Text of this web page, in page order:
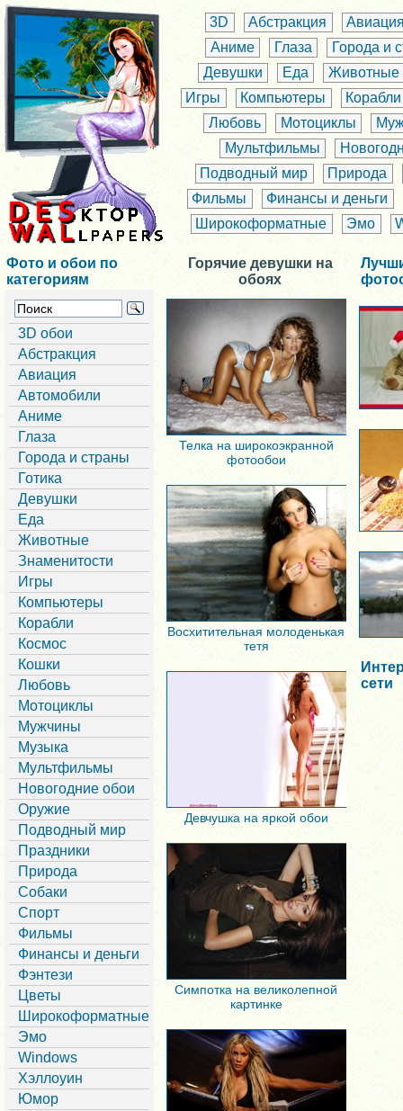
3D Абстракция
Аниме
Глаза
Города и
Девушки
Еда
Животные
Игры
Компьютеры
Корабли
Любовь
Мотоциклы
Мультфильмы
Подводный мир
Природа
Фильмы
Финансы и деньги
Широкоформатные
Эмо
Фото и обои по
категориям
3D обои
Абстракция
Авиация
Автомобили
Аниме
Глаза
Города и страны
Готика
Девушки
Еда
Животные
Знаменитости
Игры
Компьютеры
Корабли
Космос
Кошки
Любовь
Мотоциклы
Мужчины
Музыка
Мультфильмы
Новогодние обои
Оружие
Подводный мир
Праздники
Природа
Собаки
Спорт
Фильмы
Финансы и деньги
Фэнтези
Цветы
Широкоформатные
Эмо
Windows
Хэллоуин
Юмор
Горячие девушки на
обоях
Телка на широкоэкранной
фотообои
Восхитительная молоденькая
тетя
Девчушка на яркой обои
Симпотка на великолепной
картинке
сети